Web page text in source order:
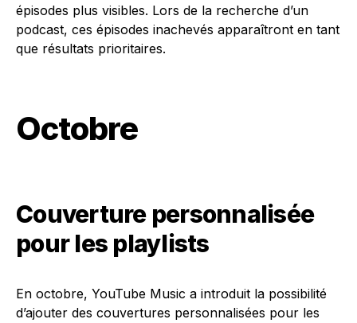
épisodes plus visibles. Lors de la recherche d’un
podcast, ces épisodes inachevés apparaîtront en tant
que résultats prioritaires.
Octobre
Couverture personnalisée
pour les playlists
En octobre, YouTube Music a introduit la possibilité
d’ajouter des couvertures personnalisées pour les